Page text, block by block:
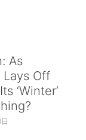
As
Off
‘Winter’